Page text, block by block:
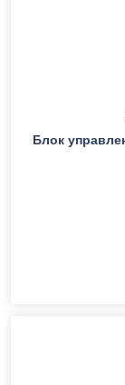
Блок